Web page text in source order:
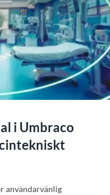
i Umbraco
användarvänlig